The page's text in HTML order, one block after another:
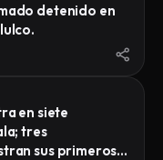
detenido en
en siete
tres
sus primeros